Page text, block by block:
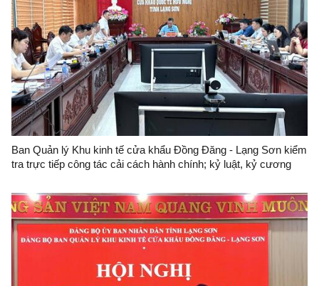
Ban Quản lý Khu kinh tế cửa khẩu Đồng Đăng - Lạng Sơn kiểm
tra trực tiếp công tác cải cách hành chính; kỷ luật, kỷ cương